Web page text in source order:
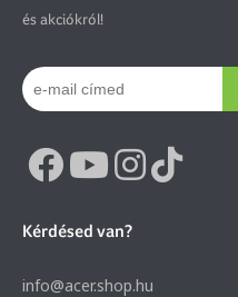
és akciókról!
Kérdésed van?
info@acer.shop.hu